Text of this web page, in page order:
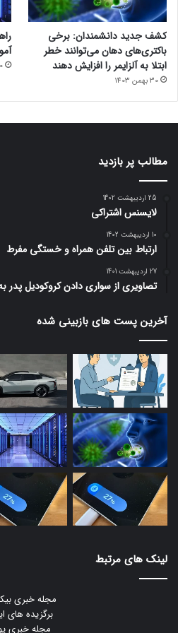
کرد.
مقاله‌های مرتبط
جذب اپلیکیشن‌های شخص ثالث
هواوی است. این شرکت هر کاری که
محصولات خود انجام داده است و حالا
آن بپیوندند.
حتما بخوانید :
به‌زودی عرضه خواهند شد
کشف جدید دانشمندان: برخی
باکتری‌های دهان می‌توانند خطر
ابتلا به آلزایمر را افزایش دهند
30 بهمن 1403
30
مطالب پر بازدید
25 اردیبهشت 1402
لایسنس اشتراکی
10 اردیبهشت 1402
ارتباط بین تلفن همراه و خستگی مفرط
27 اردیبهشت 1401
تصاویری از سواری دادن کروکودیل پدر
آخرین پست های بازبینی شده
لینک های مرتبط
مجله خبری
برگزیده های
مجله خبری